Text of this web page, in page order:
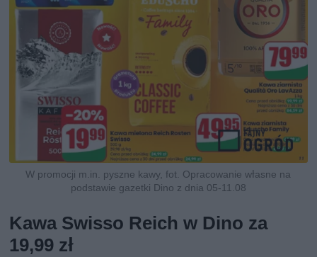
W promocji m.in. pyszne kawy, fot. Opracowanie własne na
podstawie gazetki Dino z dnia 05-11.08
Kawa Swisso Reich w Dino za
19,99 zł